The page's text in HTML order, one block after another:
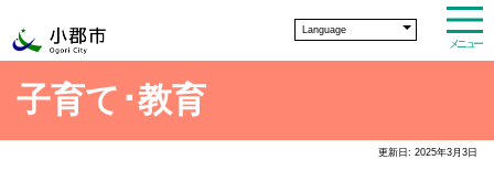
Language
メニュー
子育て･教育
更新日: 2025年3月3日